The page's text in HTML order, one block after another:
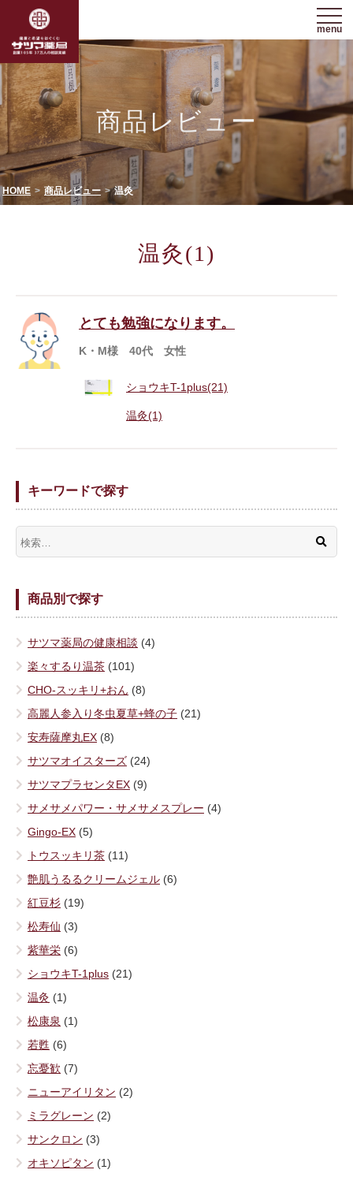
menu
商品レビュー
HOME 商品レビュー 温灸
温灸(1)
とても勉強になります。
K・M様 40代 女性
ショウキT-1plus(21)
温灸(1)
キーワードで探す
商品別で探す
サツマ薬局の健康相談 (4)
楽々するり温茶 (101)
CHO-スッキリ+おん (8)
高麗人参入り冬虫夏草+蜂の子 (21)
安寿薩摩丸EX (8)
サツマオイスターズ (24)
サツマプラセンタEX (9)
サメサメパワー・サメサメスプレー (4)
Gingo-EX (5)
トウスッキリ茶 (11)
艶肌うるるクリームジェル (6)
紅豆杉 (19)
松寿仙 (3)
紫華栄 (6)
ショウキT-1plus (21)
温灸 (1)
松康泉 (1)
若甦 (6)
忘憂歓 (7)
ニューアイリタン (2)
ミラグレーン (2)
サンクロン (3)
オキソピタン (1)